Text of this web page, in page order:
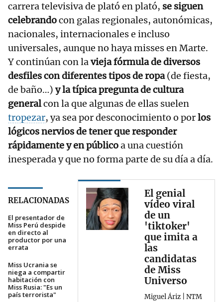
carrera televisiva de plató en plató, se siguen
celebrandocon galas regionales, autonómicas,
nacionales, internacionales e incluso
universales, aunque no haya misses en Marte.
Y continúan con lavieja fórmula de diversos
desfiles con diferentes tipos de ropa(de fiesta,
de baño…) y la típica pregunta de cultura
generalcon la que algunas de ellas suelen
tropezar, ya sea por desconocimiento o porlos
lógicos nervios de tener que responder
rápidamente y en públicoa una cuestión
inesperada y que no forma parte de su día a día.
RELACIONADAS
El presentador de
Miss Perú despide
en directo al
productor por una
errata
Miss Ucrania se
niega a compartir
habitación con
Miss Rusia: "Es un
país terrorista"
El genial
vídeo viral
de un
'tiktoker'
que imita a
las
candidatas
de Miss
Universo
Miguel Áriz | NTM